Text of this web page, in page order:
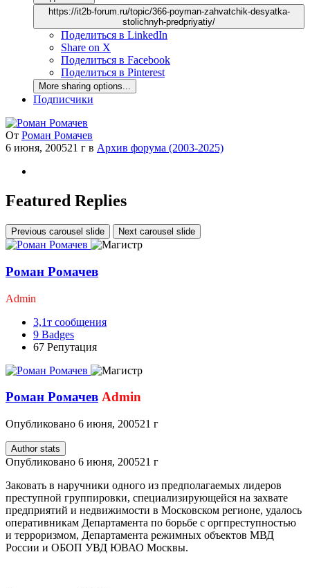
https://it2b-forum.ru/topic/366-poyman-zahvatchik-desyatka-
stolichnyh-predpriyatiy/
Поделиться в LinkedIn
Share on X
Поделиться в Facebook
Поделиться в Pinterest
More sharing options...
Подписчики
От Роман Ромачев
6 июня, 200521 г в Архив форума (2003-2025)
Featured Replies
Previous carousel slide Next carousel slide
Роман Ромачев
Admin
3,1т сообщения
9 Badges
67 Репутация
Роман Ромачев Admin
Опубликовано 6 июня, 200521 г
Author stats
Опубликовано 6 июня, 200521 г
Заковать в наручники одного из предполагаемых лидеров
преступной группировки, специализирующейся на захвате
предприятий и недвижимости в Московском регионе, удалось
оперативникам Департамента по борьбе с оргпреступностью
и терроризмом, Департамента режимных объектов МВД
России и ОБОП УВД ЮВАО Москвы.